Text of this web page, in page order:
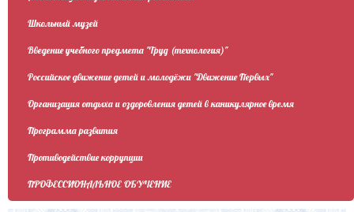
Школьный музей
Введение учебного предмета "Труд (технология)"
Российское движение детей и молодёжи "Движение Первых"
Организация отдыха и оздоровления детей в каникулярное время
Программа развития
Противодействие коррупции
ПРОФЕССИОНАЛЬНОЕ ОБУЧЕНИЕ